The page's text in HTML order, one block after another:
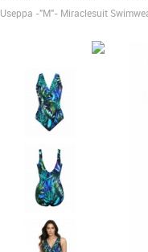
Useppa -"M"- Miraclesuit